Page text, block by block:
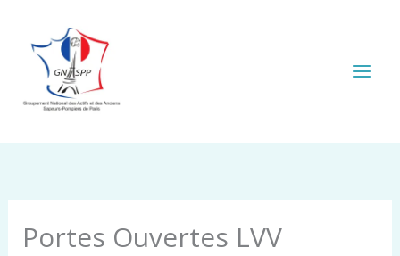
contenu
Portes Ouvertes LVV